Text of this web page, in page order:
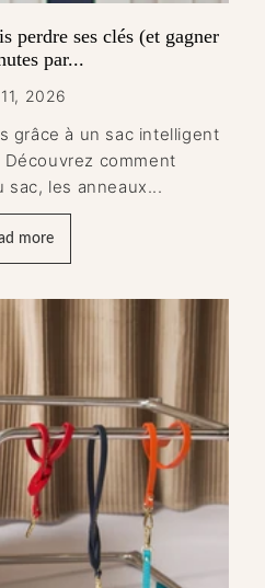
perdre ses clés (et gagner
par...
2026
grâce à un sac intelligent
comment
sac, les anneaux...
more